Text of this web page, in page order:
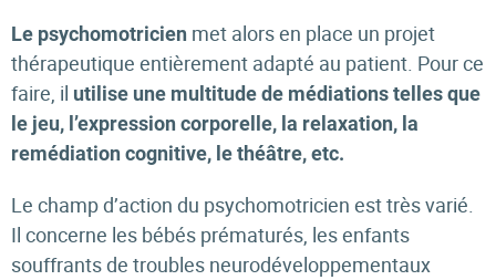
Le psychomotricien met alors en place un projet
thérapeutique entièrement adapté au patient. Pour ce
faire, il utilise une multitude de médiations telles que
le jeu, l’expression corporelle, la relaxation, la
remédiation cognitive, le théâtre, etc.
Le champ d’action du psychomotricien est très varié.
Il concerne les bébés prématurés, les enfants
souffrants de troubles neurodéveloppementaux